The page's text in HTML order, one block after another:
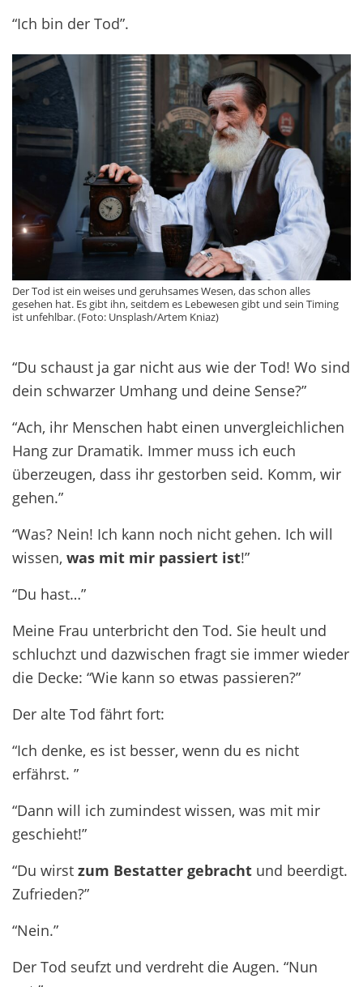
“Ich bin der Tod”.
Der Tod ist ein weises und geruhsames Wesen, das schon alles
gesehen hat. Es gibt ihn, seitdem es Lebewesen gibt und sein Timing
ist unfehlbar. (Foto: Unsplash/Artem Kniaz)
“Du schaust ja gar nicht aus wie der Tod! Wo sind
dein schwarzer Umhang und deine Sense?”
“Ach, ihr Menschen habt einen unvergleichlichen
Hang zur Dramatik. Immer muss ich euch
überzeugen, dass ihr gestorben seid. Komm, wir
gehen.”
“Was? Nein! Ich kann noch nicht gehen. Ich will
wissen, was mit mir passiert ist!”
“Du hast…”
Meine Frau unterbricht den Tod. Sie heult und
schluchzt und dazwischen fragt sie immer wieder
die Decke: “Wie kann so etwas passieren?”
Der alte Tod fährt fort:
“Ich denke, es ist besser, wenn du es nicht
erfährst. ”
“Dann will ich zumindest wissen, was mit mir
geschieht!”
“Du wirst zum Bestatter gebracht und beerdigt.
Zufrieden?”
“Nein.”
Der Tod seufzt und verdreht die Augen. “Nun